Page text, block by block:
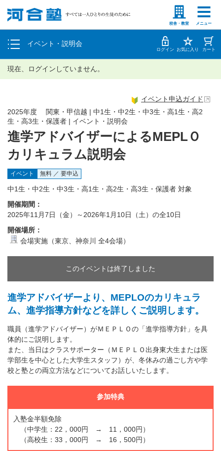
校舎・教室 メニュー
塾生の方 高等学校の先生
イベント・説明会
個別相談
体験授業 ログイン お気に入り カート
現在、ログインしていません。
進学アドバイザーによるMEPLＯ
カリキュラム説明会
2025年度 関東・甲信越 | 中1生・中2生・中3生・高1生・高2
生・高3生・保護者 | イベント・説明会
イベント申込ガイド
イベント 無料 ／ 要申込
中1生・中2生・中3生・高1生・高2生・高3生・保護者 対象
開催期間：
2025年11月7日（金）～2026年1月10日（土）の全10日
開催場所：
会場実施（東京、神奈川 全4会場）
このイベントは終了しました
進学アドバイザーより、MEPLOのカリキュラ
ム、進学指導方針などを詳しくご説明します。
職員（進学アドバイザー）がＭＥＰＬＯの「進学指導方針」を具
体的にご説明します。
また、当日はクラスサポーター（ＭＥＰＬＯ出身東大生または医
学部生を中心とした大学生スタッフ）が、冬休みの過ごし方や学
校と塾との両立方法などについてお話しいたします。
参加特典
入塾金半額免除
（中学生：22，000円 → 11，000円）
（高校生：33，000円 → 16，500円）